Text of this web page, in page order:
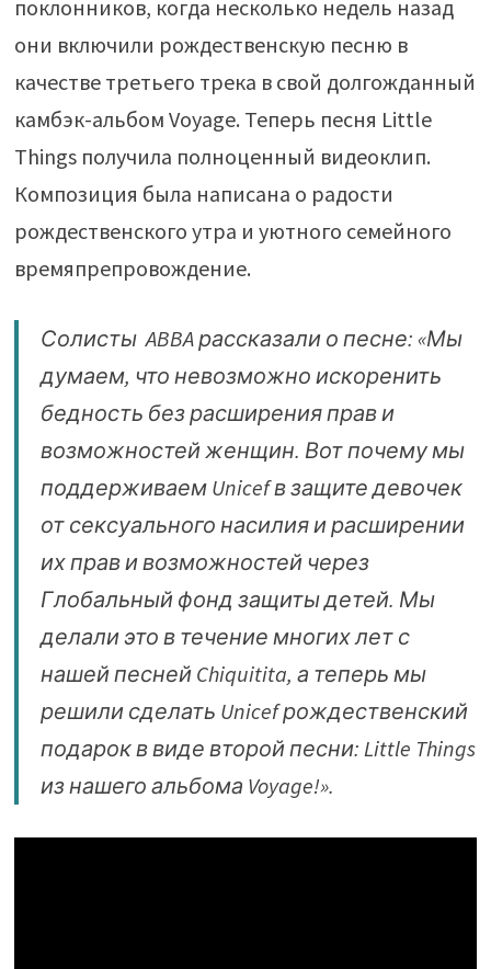
поклонников, когда несколько недель назад
они включили рождественскую песню в
качестве третьего трека в свой долгожданный
камбэк-альбом Voyage. Теперь песня Little
Things получила полноценный видеоклип.
Композиция была написана о радости
рождественского утра и уютного семейного
времяпрепровождение.
Солисты ABBA рассказали о песне: «Мы
думаем, что невозможно искоренить
бедность без расширения прав и
возможностей женщин. Вот почему мы
поддерживаем Unicef ​​в защите девочек
от сексуального насилия и расширении
их прав и возможностей через
Глобальный фонд защиты детей. Мы
делали это в течение многих лет с
нашей песней Chiquitita, а теперь мы
решили сделать Unicef ​​рождественский
подарок в виде второй песни: Little Things
из нашего альбома Voyage!».